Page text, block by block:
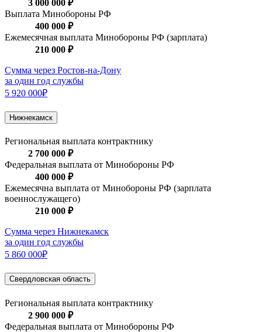
3 000 000 ₽
Выплата Минобороны РФ
400 000 ₽
Ежемесячная выплата Минобороны РФ (зарплата)
210 000 ₽
Сумма через Ростов-на-Дону
за один год службы
5 920 000₽
Нижнекамск
Региональная выплата контрактнику
2 700 000 ₽
Федеральная выплата от Минобороны РФ
400 000 ₽
Ежемесячна выплата от Минобороны РФ (зарплата
военнослужащего)
210 000 ₽
Сумма через Нижнекамск
за один год службы
5 860 000₽
Свердловская область
Региональная выплата контрактнику
2 900 000 ₽
Федеральная выплата от Минобороны РФ